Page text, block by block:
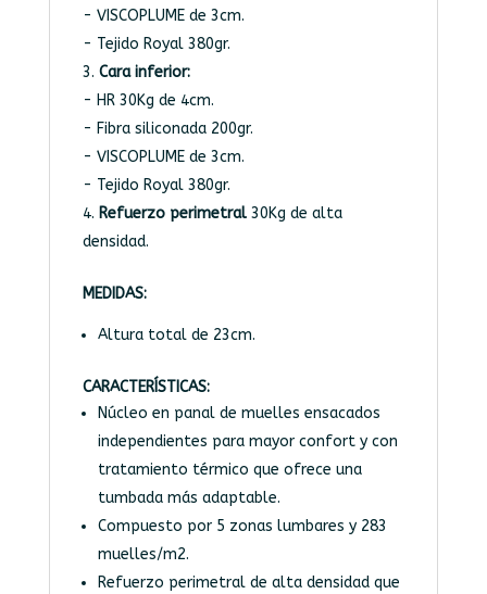
- VISCOPLUME de 3cm.
- Tejido Royal 380gr.
Cara inferior:
- HR 30Kg de 4cm.
- Fibra siliconada 200gr.
- VISCOPLUME de 3cm.
- Tejido Royal 380gr.
Refuerzo perimetral30Kg de alta
densidad.
MEDIDAS:
Altura total de 23cm.
CARACTERÍSTICAS:
Núcleo en panal de muelles ensacados
independientes para mayor confort y con
tratamiento térmico que ofrece una
tumbada más adaptable.
Compuesto por 5 zonas lumbares y 283
muelles/m2.
Refuerzo perimetral de alta densidad que